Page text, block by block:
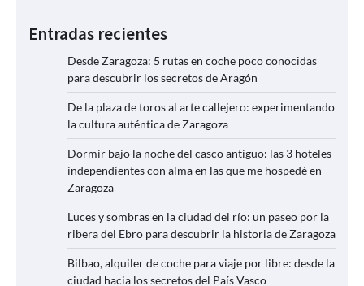
Entradas recientes
Desde Zaragoza: 5 rutas en coche poco conocidas
para descubrir los secretos de Aragón
De la plaza de toros al arte callejero: experimentando
la cultura auténtica de Zaragoza
Dormir bajo la noche del casco antiguo: las 3 hoteles
independientes con alma en las que me hospedé en
Zaragoza
Luces y sombras en la ciudad del río: un paseo por la
ribera del Ebro para descubrir la historia de Zaragoza
Bilbao, alquiler de coche para viaje por libre: desde la
ciudad hacia los secretos del País Vasco